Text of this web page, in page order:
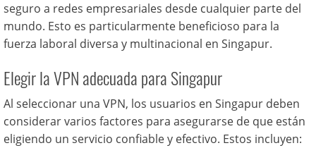
seguro a redes empresariales desde cualquier parte del
mundo. Esto es particularmente beneficioso para la
fuerza laboral diversa y multinacional en Singapur.
Elegir la VPN adecuada para Singapur
Al seleccionar una VPN, los usuarios en Singapur deben
considerar varios factores para asegurarse de que están
eligiendo un servicio confiable y efectivo. Estos incluyen: